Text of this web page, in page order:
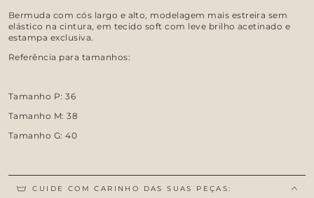
Bermuda com cós largo e alto, modelagem mais estreira sem
elástico na cintura, em tecido soft com leve brilho acetinado e
estampa exclusiva.
Referência para tamanhos:
Tamanho P: 36
Tamanho M: 38
Tamanho G: 40
CUIDE COM CARINHO DAS SUAS PEÇAS: